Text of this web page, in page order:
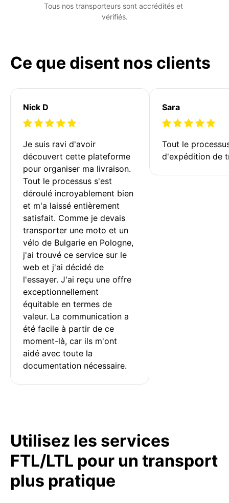
Tous nos transporteurs sont accrédités et
vérifiés.
Ce que disent nos clients
Nick D
Je suis ravi d'avoir
découvert cette plateforme
pour organiser ma livraison.
Tout le processus s'est
déroulé incroyablement bien
et m'a laissé entièrement
satisfait. Comme je devais
transporter une moto et un
vélo de Bulgarie en Pologne,
j'ai trouvé ce service sur le
web et j'ai décidé de
l'essayer. J'ai reçu une offre
exceptionnellement
équitable en termes de
valeur. La communication a
été facile à partir de ce
moment-là, car ils m'ont
aidé avec toute la
documentation nécessaire.
Sara
Tout le
d'expédition de
Utilisez les services
FTL/LTL pour un transport
plus pratique